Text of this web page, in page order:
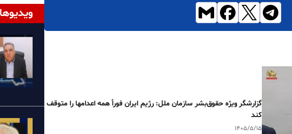
گزارشگر ویژه حقوق‌بشر سازمان ملل: رژیم ایران فوراً همه اعدامها را متوقف
کند
۱۴۰۵/۵/۱۵